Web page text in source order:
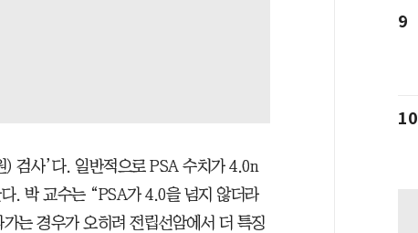
검사’다. 일반적으로 PSA 수치가 4.0n
. 박 교수는 “PSA가 4.0을 넘지 않더라
는 경우가 오히려 전립선암에서 더 특징
9
10